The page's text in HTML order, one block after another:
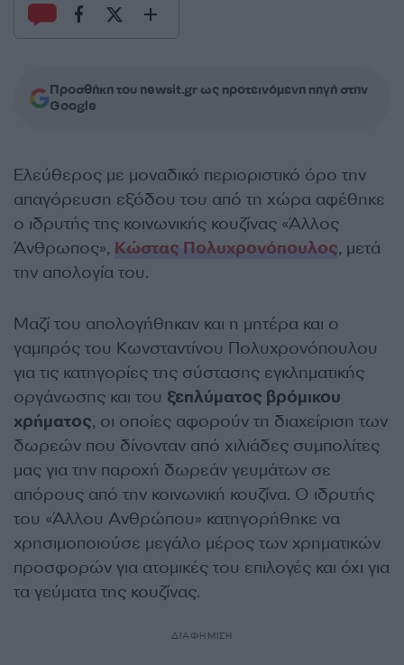
Προσθήκη του newsit.gr ως προτεινόμενη πηγή στην
Google
Ελεύθερος με μοναδικό περιοριστικό όρο την
απαγόρευση εξόδου του από τη χώρα αφέθηκε
ο ιδρυτής της κοινωνικής κουζίνας «Άλλος
Άνθρωπος», Κώστας Πολυχρονόπουλος, μετά
την απολογία του.
Μαζί του απολογήθηκαν και η μητέρα και ο
γαμπρός του Κωνσταντίνου Πολυχρονόπουλου
για τις κατηγορίες της σύστασης εγκληματικής
οργάνωσης και του ξεπλύματος βρόμικου
χρήματος, οι οποίες αφορούν τη διαχείριση των
δωρεών που δίνονταν από χιλιάδες συμπολίτες
μας για την παροχή δωρεάν γευμάτων σε
απόρους από την κοινωνική κουζίνα. Ο ιδρυτής
του «Άλλου Ανθρώπου» κατηγορήθηκε να
χρησιμοποιούσε μεγάλο μέρος των χρηματικών
προσφορών για ατομικές του επιλογές και όχι για
τα γεύματα της κουζίνας.
ΔΙΑΦΗΜΙΣΗ